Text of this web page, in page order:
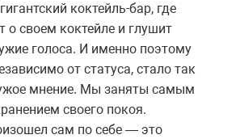
коктейль-бар, где
о своем коктейле и глушит
голоса. И именно поэтому
от статуса, стало так
мнение. Мы заняты самым
своего покоя.
сам по себе — это